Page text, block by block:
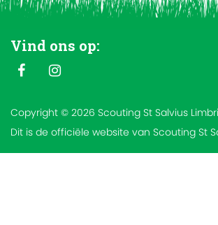
Vind ons op:
Copyright © 2026 Scouting St Salvius
Dit is de officiële website van Scouting St